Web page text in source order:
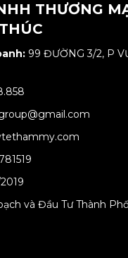
THƯƠNG
99 ĐƯỜNG 3/2, P
và Đầu Tư Thành